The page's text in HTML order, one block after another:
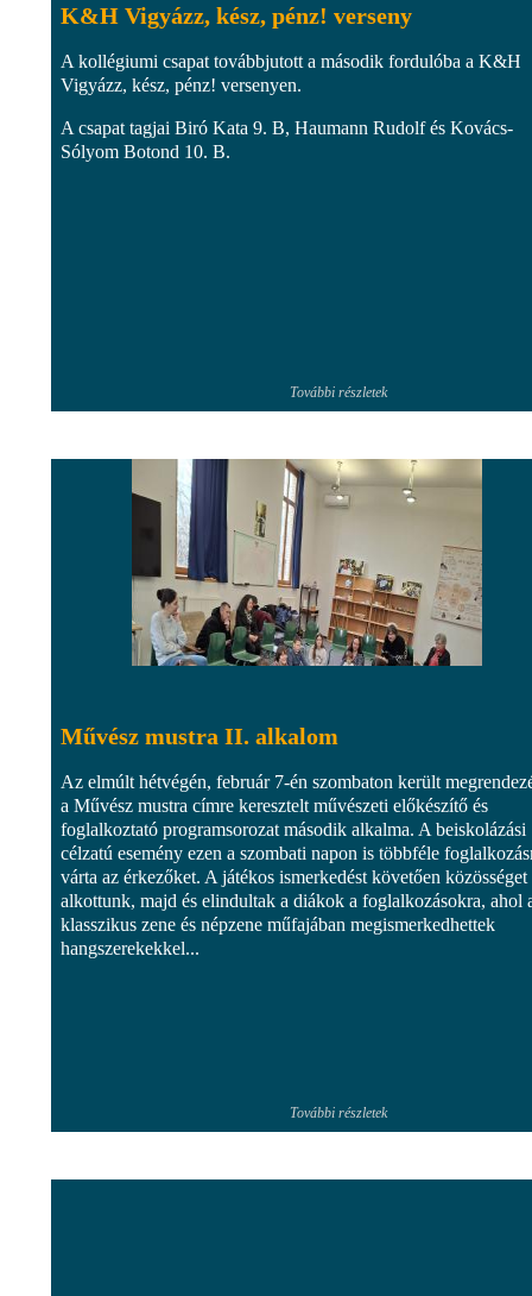
K&H Vigyázz, kész, pénz! verseny
A kollégiumi csapat továbbjutott a második fordulóba a K&H
Vigyázz, kész, pénz! versenyen.
A csapat tagjai Biró Kata 9. B, Haumann Rudolf és Kovács-
Sólyom Botond 10. B.
További részletek
Művész mustra II. alkalom
Az elmúlt hétvégén, február 7-én szombaton került
a Művész mustra címre keresztelt művészeti előkészítő és
foglalkoztató programsorozat második alkalma. A beiskolázási
célzatú esemény ezen a szombati napon is többféle
várta az érkezőket. A játékos ismerkedést követően közösséget
alkottunk, majd és elindultak a diákok a foglalkozásokra, ahol
klasszikus zene és népzene műfajában megismerkedhettek
hangszerekekkel...
További részletek